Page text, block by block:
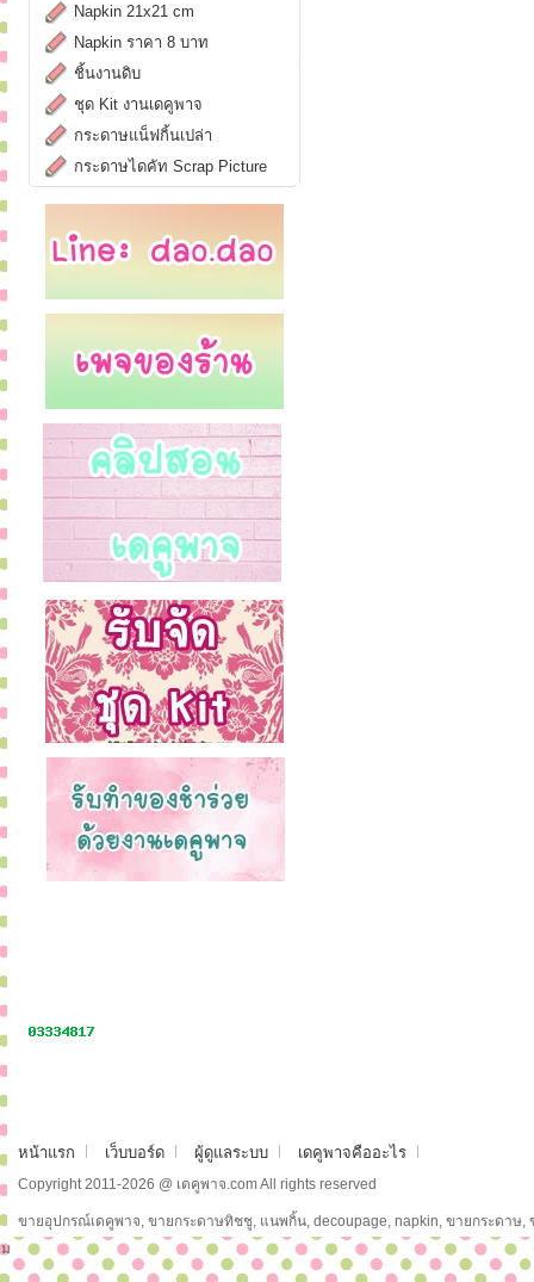
Napkin 21x21 cm
Napkin ราคา 8 บาท
ชิ้นงานดิบ
ชุด Kit งานเดคูพาจ
กระดาษแน็ฟกิ้นเปล่า
กระดาษไดคัท Scrap Picture
หน้าแรก เว็บบอร์ด ผู้ดูแลระบบ เดคูพาจคืออะไร
Copyright 2011-2026 @ เดคูพาจ.com All rights reserved
ขายอุปกรณ์เดคูพาจ, ขายกระดาษทิชชู, แนพกิ้น, decoupage, napkin, ขายกระดาษ
ม